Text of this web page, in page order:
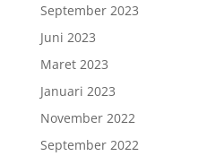
September 2023
Juni 2023
Maret 2023
Januari 2023
November 2022
September 2022